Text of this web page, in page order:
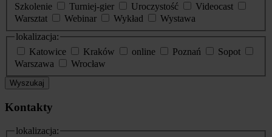
Szkolenie
Turniej-gier Uroczystość
Videocast
Warsztat
Webinar Wykład
Wystawa
lokalizacja:
Katowice
Kraków online Poznań
Sopot
Warszawa
Wrocław
Wyszukaj
Kontakty
lokalizacja: